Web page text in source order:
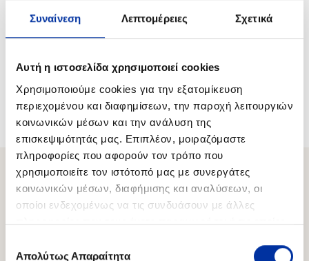
Συναίνεση Λεπτομέρειες Σχετικά
Αυτή η ιστοσελίδα χρησιμοποιεί cookies
Χρησιμοποιούμε cookies για την εξατομίκευση
περιεχομένου και διαφημίσεων, την παροχή λειτουργιών
κοινωνικών μέσων και την ανάλυση της
επισκεψιμότητάς μας. Επιπλέον, μοιραζόμαστε
πληροφορίες που αφορούν τον τρόπο που
χρησιμοποιείτε τον ιστότοπό μας με συνεργάτες
κοινωνικών μέσων, διαφήμισης και αναλύσεων, οι
οποίοι ενδεχομένως να τις συνδυάσουν με άλλες
πληροφορίες που τους έχετε παραχωρήσει ή τις οποίες
των υπηρεσιών τους.
Απολύτως Απαραίτητα
ΔΣ και Διευθύνων Σύμβουλος της Εταιρείας.
συγκληθεί για την Τρίτη 17 Απριλίου 2018
προκειμένου να συγκροτηθεί σε Σώμα.
Σχετικό Περιεχόμενο
31.07.2026